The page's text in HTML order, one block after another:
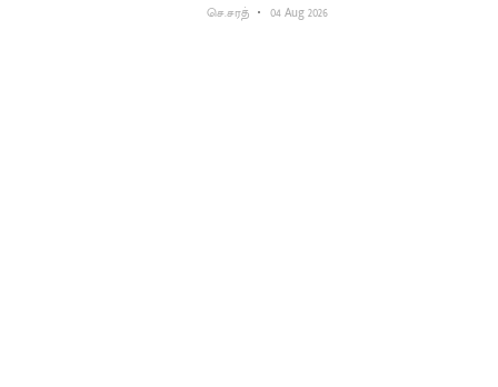
செ.சரத் 04 Aug 2026